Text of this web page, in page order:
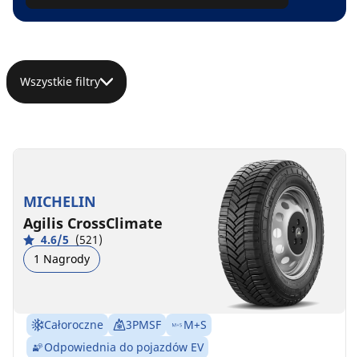
Wszystkie filtry
MICHELIN
Agilis CrossClimate
4.6/5 (521)
1 Nagrody
Całoroczne 3PMSF
M+S
Odpowiednia do pojazdów EV